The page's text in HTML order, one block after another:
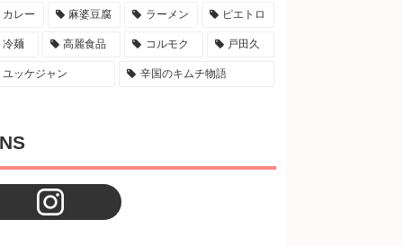
カレー 麻婆豆腐 ラーメン ピエトロ
冷麺 高麗食品 コルモク 戸田久
ユッケジャン 辛国のキムチ物語